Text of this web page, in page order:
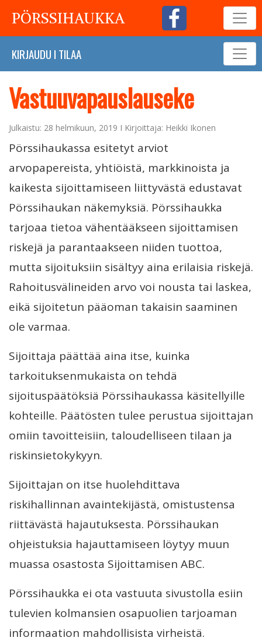
PÖRSSIHAUKKA
KIRJAUDU I TILAA
Vastuuvapauslauseke
Julkaistu: 28 helmikuun, 2019 I Kirjoittaja: Heikki Ikonen
Pörssihaukassa esitetyt arviot
arvopapereista, yhtiöistä, markkinoista ja
kaikesta sijoittamiseen liittyvästä edustavat
Pörssihaukan näkemyksiä. Pörssihaukka
tarjoaa tietoa vähentääkseen sijoittamisen
riskejä ja parantaakseen niiden tuottoa,
mutta sijoituksiin sisältyy aina erilaisia riskejä.
Rahoitusvälineiden arvo voi nousta tai laskea,
eikä sijoitetun pääoman takaisin saaminen
ole varmaa.
Sijoittaja päättää aina itse, kuinka
tarkoituksenmukaista on tehdä
sijoituspäätöksiä Pörssihaukassa käsitellyille
kohteille. Päätösten tulee perustua sijoittajan
omiin tavoitteisiin, taloudelliseen tilaan ja
riskinsietokykyyn.
Sijoittajan on itse huolehdittava
riskihallinnan avaintekijästä, omistustensa
riittävästä hajautuksesta. Pörssihaukan
ohjeistuksia hajauttamiseen löytyy muun
muassa osastosta Sijoittamisen ABC.
Pörssihaukka ei ota vastuuta sivustolla esiin
tulevien kolmansien osapuolien tarjoaman
informaation mahdollisista virheistä.